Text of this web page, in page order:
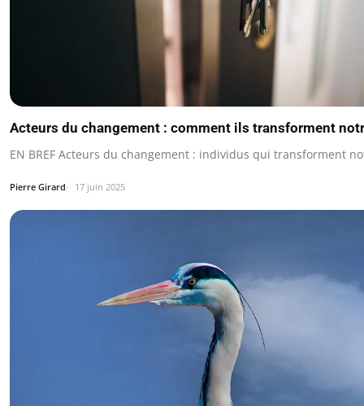
Acteurs du changement : comment ils transforment
EN BREF Acteurs du changement : individus qui transforment
Pierre Girard 17 juin 2025